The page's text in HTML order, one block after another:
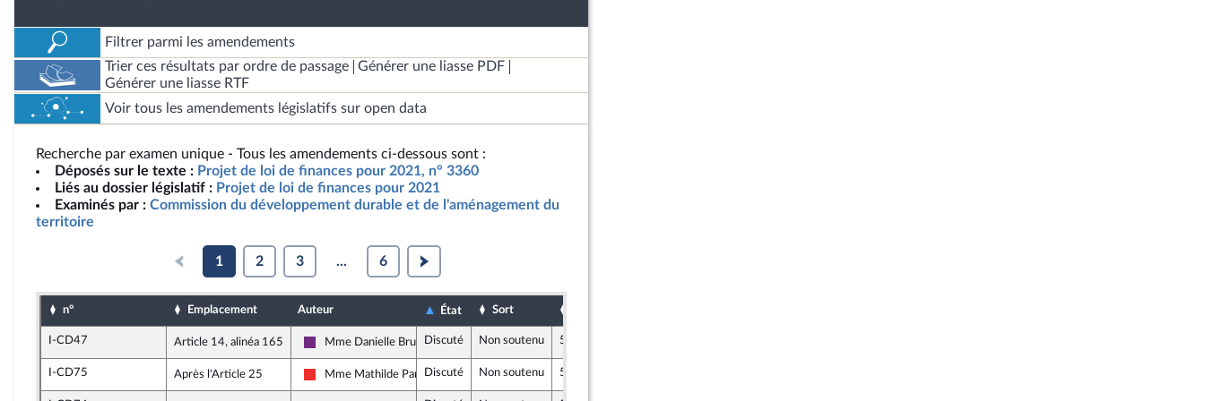
Filtrer parmi les amendements
Trier ces résultats par ordre de passage
Générer une liasse PDF
Générer une liasse RTF
Voir tous les amendements législatifs sur open data
Recherche par examen unique - Tous les amendements ci-dessous sont :
Déposés sur le texte : Projet de loi de finances pour 2021, n° 3360
Liés au dossier législatif : Projet de loi de finances pour 2021
Examinés par : Commission du développement durable et de l'aménagement du
territoire
1 2 3 ... 6
n° Emplacement Auteur État Sort
I-CD47 Article 14, alinéa 165
La République en Marche
Mme Danielle BruleboisDiscuté Non soutenu 5 octobre 2020
I-CD75 Après l'Article 25
La France insoumise
Mme Mathilde PanotDiscuté Non soutenu 5 octobre 2020